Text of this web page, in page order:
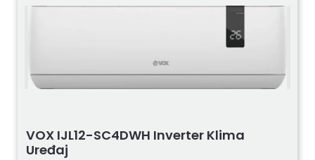
VOX IJL12-SC4DWH Inverter Klima
Uređaj